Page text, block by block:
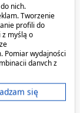
o
pacjenta
nich.
Tworzenie
profili do
myślą o
Pomiar wydajności
danych z
do USA.
aplikacji.
się